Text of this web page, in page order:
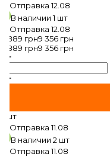
NISSAN
OPEL
RAM
Отправка 12.08
В наличии 1 шт
Отправка 12.08
8 889 грн9 356 грн
8 889 грн9 356 грн
2 шт
Отправка 11.08
В наличии 2 шт
Отправка 11.08